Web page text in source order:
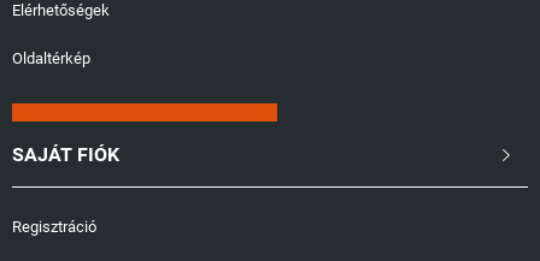
Elérhetőségek
Oldaltérkép
SAJÁT FIÓK 
Regisztráció